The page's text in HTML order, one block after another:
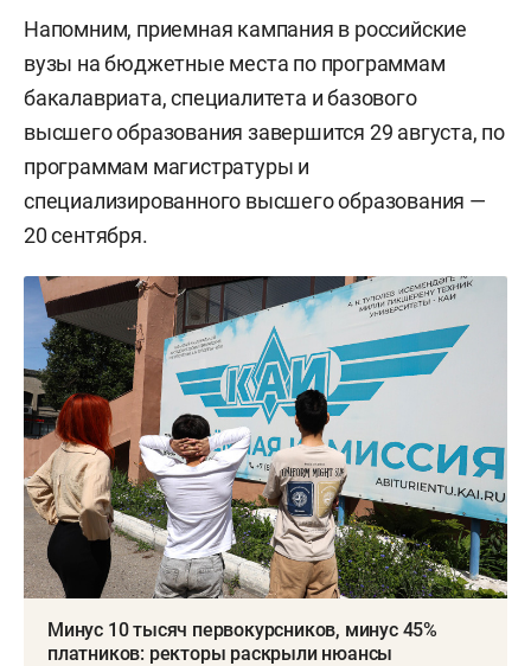
Напомним, приемная кампания в российские
вузы на бюджетные места по программам
бакалавриата, специалитета и базового
высшего образования завершится 29 августа, по
программам магистратуры и
специализированного высшего образования —
20 сентября.
Минус 10 тысяч первокурсников, минус 45%
платников: ректоры раскрыли нюансы